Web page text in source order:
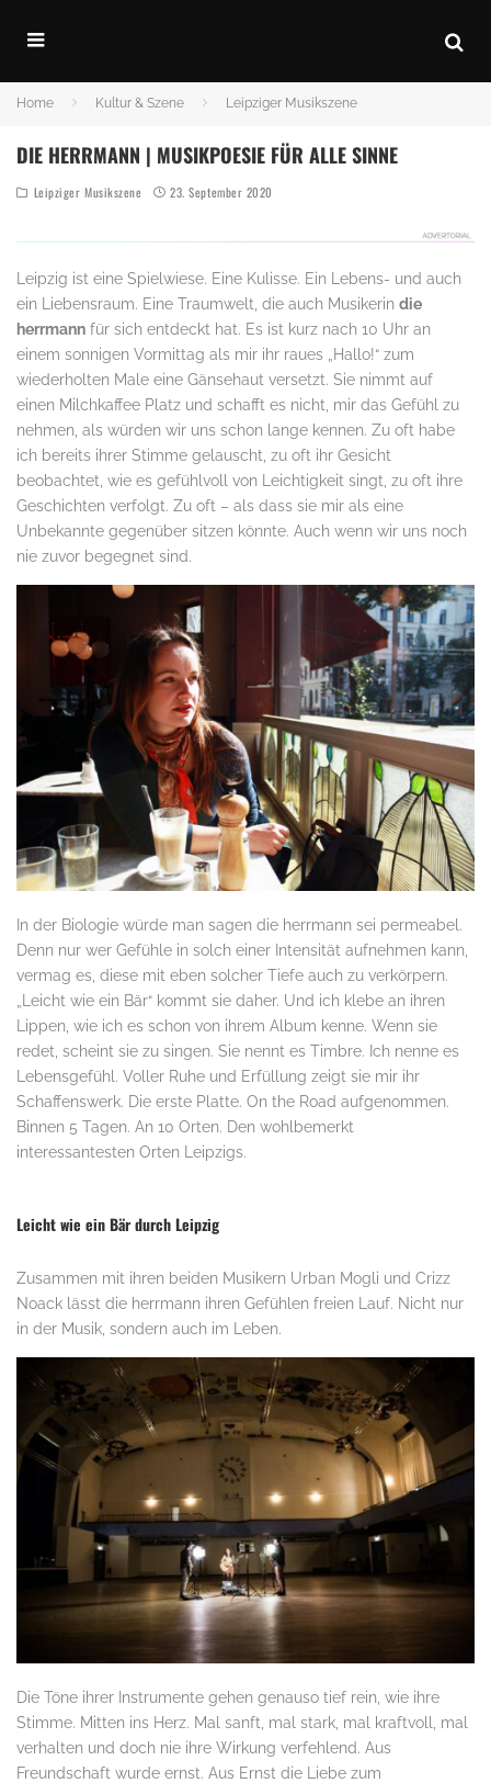
Home Kultur & Szene Leipziger Musikszene
DIE HERRMANN | MUSIKPOESIE FÜR ALLE SINNE
Leipziger Musikszene 23. September 2020
Leipzig ist eine Spielwiese. Eine Kulisse. Ein Lebens- und auch
ein Liebensraum. Eine Traumwelt, die auch Musikerin die
herrmann für sich entdeckt hat. Es ist kurz nach 10 Uhr an
einem sonnigen Vormittag als mir ihr raues „Hallo!“ zum
wiederholten Male eine Gänsehaut versetzt. Sie nimmt auf
einen Milchkaffee Platz und schafft es nicht, mir das Gefühl zu
nehmen, als würden wir uns schon lange kennen. Zu oft habe
ich bereits ihrer Stimme gelauscht, zu oft ihr Gesicht
beobachtet, wie es gefühlvoll von Leichtigkeit singt, zu oft ihre
Geschichten verfolgt. Zu oft – als dass sie mir als eine
Unbekannte gegenüber sitzen könnte. Auch wenn wir uns noch
nie zuvor begegnet sind.
In der Biologie würde man sagen die herrmann sei permeabel.
Denn nur wer Gefühle in solch einer Intensität aufnehmen kann,
vermag es, diese mit eben solcher Tiefe auch zu verkörpern.
„Leicht wie ein Bär“ kommt sie daher. Und ich klebe an ihren
Lippen, wie ich es schon von ihrem Album kenne. Wenn sie
redet, scheint sie zu singen. Sie nennt es Timbre. Ich nenne es
Lebensgefühl. Voller Ruhe und Erfüllung zeigt sie mir ihr
Schaffenswerk. Die erste Platte. On the Road aufgenommen.
Binnen 5 Tagen. An 10 Orten. Den wohlbemerkt
interessantesten Orten Leipzigs.
Leicht wie ein Bär durch Leipzig
Zusammen mit ihren beiden Musikern Urban Mogli und Crizz
Noack lässt die herrmann ihren Gefühlen freien Lauf. Nicht nur
in der Musik, sondern auch im Leben.
Die Töne ihrer Instrumente gehen genauso tief rein, wie ihre
Stimme. Mitten ins Herz. Mal sanft, mal stark, mal kraftvoll, mal
verhalten und doch nie ihre Wirkung verfehlend. Aus
Freundschaft wurde ernst. Aus Ernst die Liebe zum